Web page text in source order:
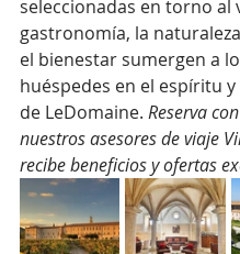
seleccionadas en torno al
gastronomía, la
el bienestar sumergen a
huéspedes en el espíritu
de LeDomaine. Reserva
nuestros asesores de viaje
recibe beneficios y ofertas